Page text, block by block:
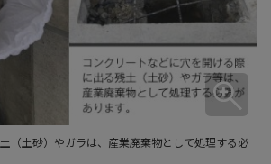
（土砂）やガラは、産業廃棄物として処理する必